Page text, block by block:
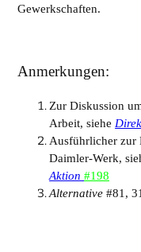
Gewerkschaften.
Anmerkungen:
Zur Diskussion
Arbeit, siehe
Ausführlicher zur
Daimler-Werk,
Aktion #198
Alternative #81,